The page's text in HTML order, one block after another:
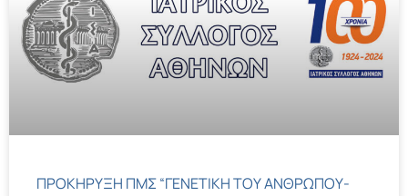
ΠΡΟΚΗΡΥΞΗ ΠΜΣ “ΓΕΝΕΤΙΚΗ ΤΟΥ ΑΝΘΡΩΠΟΥ-